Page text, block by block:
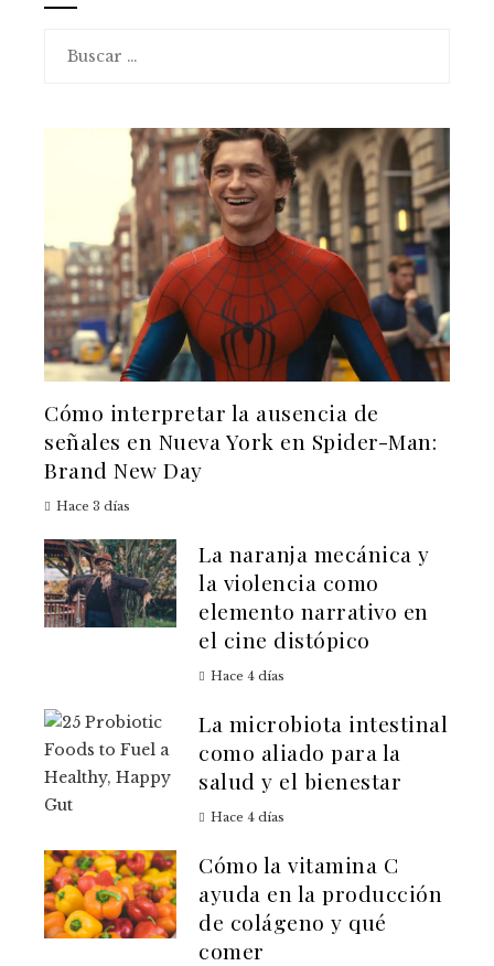
Cómo interpretar la ausencia de
señales en Nueva York en Spider-Man:
Brand New Day
Hace 3 días
La naranja mecánica y
la violencia como
elemento narrativo en
el cine distópico
Hace 4 días
La microbiota intestinal
como aliado para la
salud y el bienestar
Hace 4 días
Cómo la vitamina C
ayuda en la producción
de colágeno y qué
comer